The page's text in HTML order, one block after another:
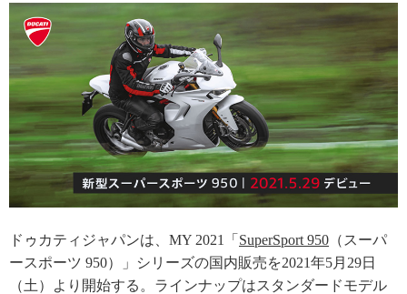
ドゥカティジャパンは、MY 2021「 SuperSport 950 （スーパ
ースポーツ 950）」シリーズの国内販売を2021年5月29日
（土）より開始する。ラインナップはスタンダードモデル